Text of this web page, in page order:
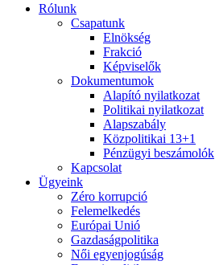
Rólunk
Csapatunk
Elnökség
Frakció
Képviselők
Dokumentumok
Alapító nyilatkozat
Politikai nyilatkozat
Alapszabály
Közpolitikai 13+1
Pénzügyi beszámolók
Kapcsolat
Ügyeink
Zéro korrupció
Felemelkedés
Európai Unió
Gazdaságpolitika
Női egyenjogúság